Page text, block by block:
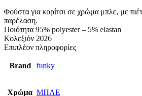
Φούστα για κορίτσι σε χρώμα μπλε, με
παρέλαση.
Ποιότητα 95% polyester – 5% elastan
Κολεξιόν 2026
Επιπλέον πληροφορίες
Brand funky
Χρώμα ΜΠΛΕ